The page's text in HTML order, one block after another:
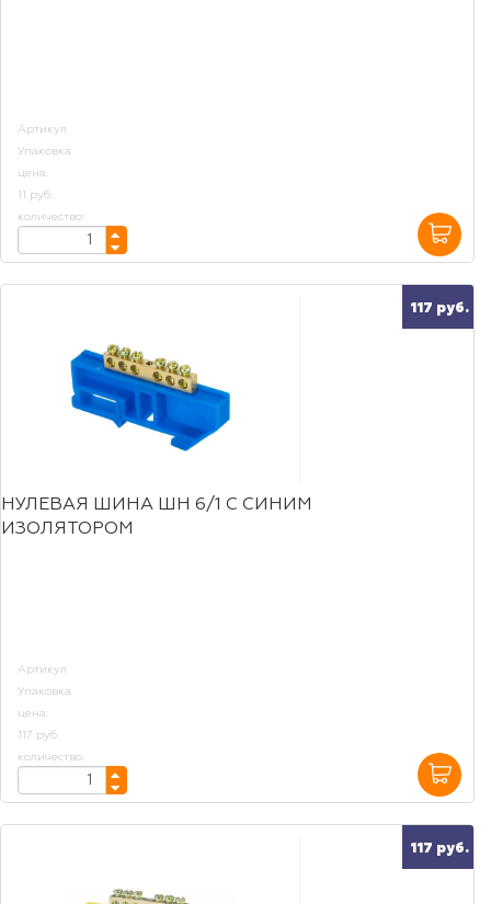
Артикул
Упаковка
цена:
11 руб.
количество:
117 руб.
НУЛЕВАЯ ШИНА ШН 6/1 С СИНИМ
ИЗОЛЯТОРОМ
Артикул
Упаковка
цена:
117 руб.
количество:
117 руб.